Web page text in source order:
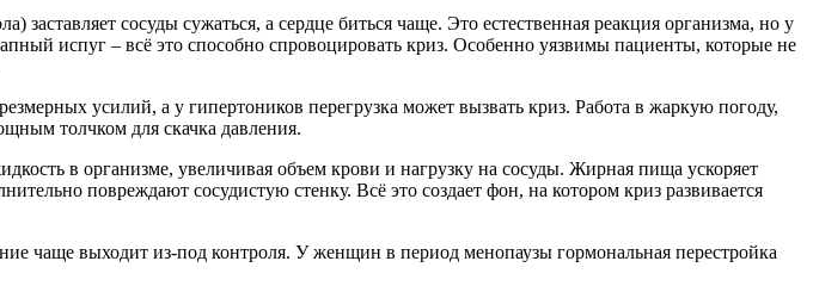
заставляет сосуды сужаться, а сердце биться чаще. Это естественная реакция организма, но у
испуг – всё это способно спровоцировать криз. Особенно уязвимы пациенты, которые не
усилий, а у гипертоников перегрузка может вызвать криз. Работа в жаркую погоду,
толчком для скачка давления.
в организме, увеличивая объем крови и нагрузку на сосуды. Жирная пища ускоряет
повреждают сосудистую стенку. Всё это создает фон, на котором криз развивается
чаще выходит из-под контроля. У женщин в период менопаузы гормональная перестройка